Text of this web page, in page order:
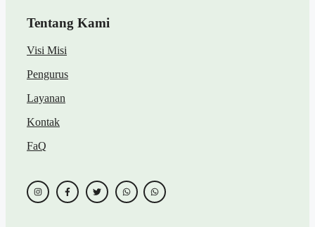
Tentang Kami
Visi Misi
Pengurus
Layanan
Kontak
FaQ